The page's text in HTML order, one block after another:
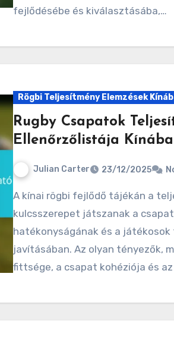
fejlődésébe és kiválasztásába,…
Rögbi Teljesítmény Elemzések
Rugby Csapatok
Ellenőrzőlistája
Julian Carter 23/12/2025
A kínai rögbi fejlődő tájékán a teljesítménymutatók
kulcsszerepet játszanak a
hatékonyságának és a
javításában. Az olyan tényezők,
fittsége, a csapat kohéziója és